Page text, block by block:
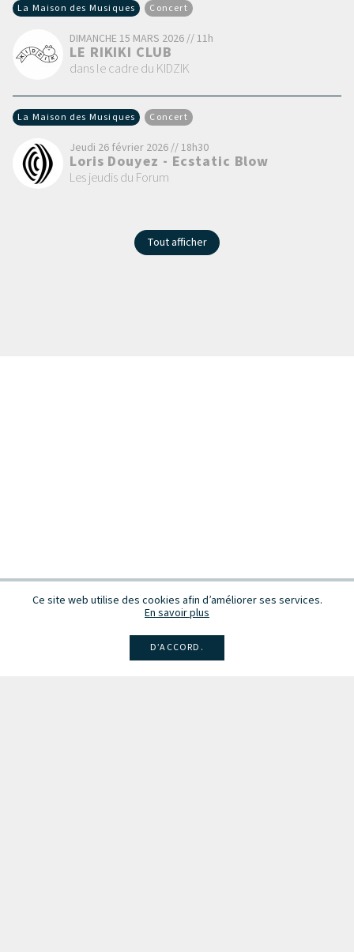
Ce site web utilise des cookies afin d’améliorer ses services.
En savoir plus
D’ACCORD.
La Maison des Musiques Concert
DIMANCHE 15 MARS 2026 // 11h
LE RIKIKI CLUB
dans le cadre du KIDZIK
La Maison des Musiques Concert
Jeudi 26 février 2026 // 18h30
Loris Douyez - Ecstatic Blow
Les jeudis du Forum
Tout afficher